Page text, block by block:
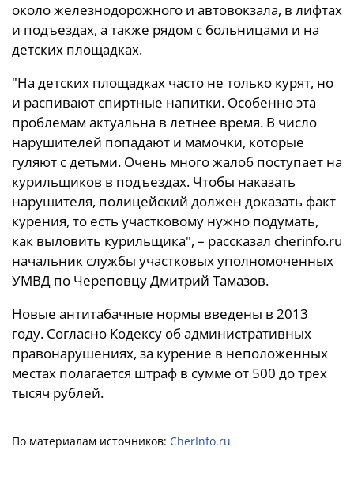
около железнодорожного и автовокзала, в лифтах
и подъездах, а также рядом с больницами и на
детских площадках.
"На детских площадках часто не только курят, но
и распивают спиртные напитки. Особенно эта
проблемам актуальна в летнее время. В число
нарушителей попадают и мамочки, которые
гуляют с детьми. Очень много жалоб поступает на
курильщиков в подъездах. Чтобы наказать
нарушителя, полицейский должен доказать факт
курения, то есть участковому нужно подумать,
как выловить курильщика", – рассказал cherinfo.ru
начальник службы участковых уполномоченных
УМВД по Череповцу Дмитрий Тамазов.
Новые антитабачные нормы введены в 2013
году. Согласно Кодексу об административных
правонарушениях, за курение в неположенных
местах полагается штраф в сумме от 500 до трех
тысяч рублей.
По материалам источников: CherInfo.ru